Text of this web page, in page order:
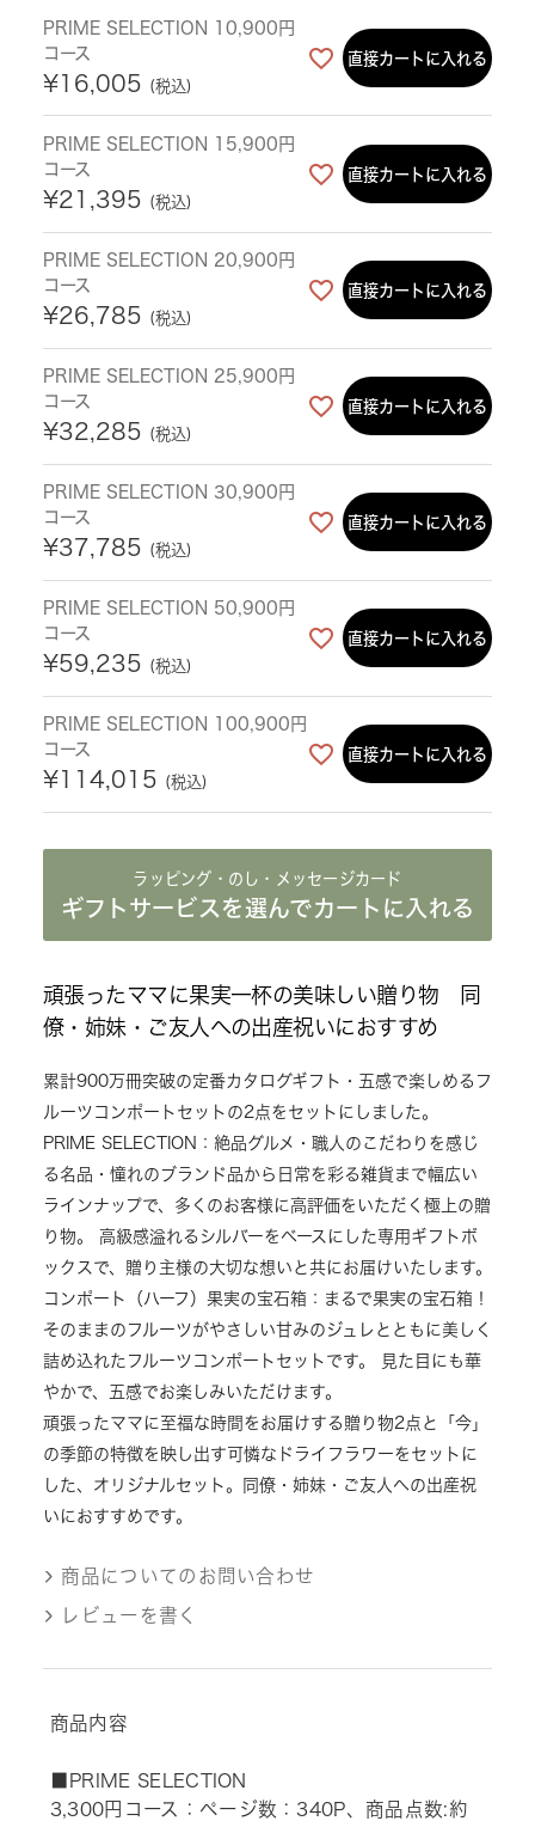
PRIME SELECTION 10,900円
コース
¥16,005 税込
直接カートに入れる
PRIME SELECTION 15,900円
コース
¥21,395 税込
直接カートに入れる
PRIME SELECTION 20,900円
コース
¥26,785 税込
直接カートに入れる
PRIME SELECTION 25,900円
コース
¥32,285 税込
直接カートに入れる
PRIME SELECTION 30,900円
コース
¥37,785 税込
直接カートに入れる
PRIME SELECTION 50,900円
コース
¥59,235 税込
直接カートに入れる
PRIME SELECTION 100,900円
コース
¥114,015 税込
直接カートに入れる
ラッピング・のし・メッセージカード
ギフトサービスを選んでカートに入れる
頑張ったママに果実一杯の美味しい贈り物 同
僚・姉妹・ご友人への出産祝いにおすすめ
累計900万冊突破の定番カタログギフト・五感で楽しめるフ
ルーツコンポートセットの2点をセットにしました。
PRIME SELECTION：絶品グルメ・職人のこだわりを感じ
る名品・憧れのブランド品から日常を彩る雑貨まで幅広い
ラインナップで、多くのお客様に高評価をいただく極上の贈
り物。 高級感溢れるシルバーをベースにした専用ギフトボ
ックスで、贈り主様の大切な想いと共にお届けいたします。
コンポート（ハーフ）果実の宝石箱：まるで果実の宝石箱！
そのままのフルーツがやさしい甘みのジュレとともに美しく
詰め込れたフルーツコンポートセットです。 見た目にも華
やかで、五感でお楽しみいただけます。
頑張ったママに至福な時間をお届けする贈り物2点と「今」
の季節の特徴を映し出す可憐なドライフラワーをセットに
した、オリジナルセット。同僚・姉妹・ご友人への出産祝
いにおすすめです。
商品についてのお問い合わせ
レビューを書く
商品内容
■PRIME SELECTION
3,300円コース：ページ数：340P、商品点数:約